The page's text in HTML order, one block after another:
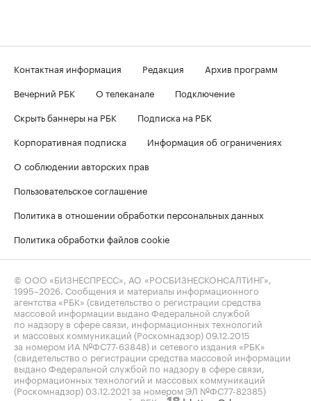
Контактная информация Редакция
Архив программ
Вечерний РБК
О телеканале
Подключение
Скрыть баннеры на РБК
Подписка на РБК
Корпоративная подписка
Информация об ограничениях
О соблюдении авторских прав
Пользовательское соглашение
Политика в отношении обработки персональных данных
Политика обработки файлов cookie
© ООО «БИЗНЕСПРЕСС», АО «РОСБИЗНЕСКОНСАЛТИНГ»,
1995–2026 . Сообщения и материалы информационного
агентства «РБК» (свидетельство о регистрации средства
массовой информации выдано Федеральной службой
по надзору в сфере связи, информационных технологий
и массовых коммуникаций (Роскомнадзор) 09.12.2015
за номером ИА №ФС77-63848) и сетевого издания «РБК»
(свидетельство о регистрации средства массовой информации
выдано Федеральной службой по надзору в сфере связи,
информационных технологий и массовых коммуникаций
(Роскомнадзор) 03.12.2021 за номером ЭЛ №ФС77-82385)